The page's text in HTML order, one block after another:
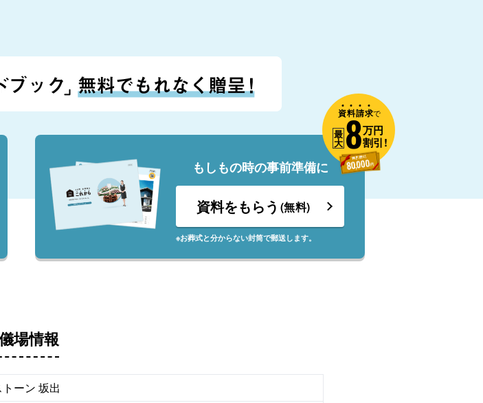
もしもの時の事前準備に
資料をもらう (無料)
※お葬式と分からない封筒で郵送します。
資料請求で
最
大8万円
割引!
場情報
ーン 坂出